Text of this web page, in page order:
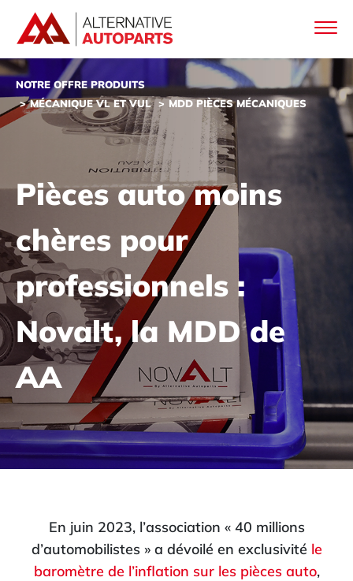
NOTRE OFFRE PRODUITS
MÉCANIQUE VL ET VUL
MDD PIÈCES MÉCANIQUES
Pièces auto moins
chères pour
professionnels :
Novalt, la MDD de
AA
En juin 2023, l’association « 40 millions
d’automobilistes » a dévoilé en exclusivité le
baromètre de l’inflation sur les pièces auto,